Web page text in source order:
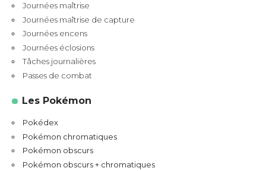
Journées maîtrise
Journées maîtrise de capture
Journées encens
Journées éclosions
Tâches journalières
Passes de combat
Les Pokémon
Pokédex
Pokémon chromatiques
Pokémon obscurs
Pokémon obscurs + chromatiques